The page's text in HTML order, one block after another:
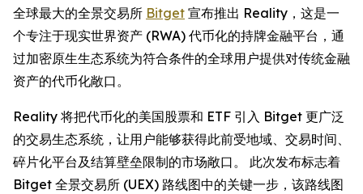
全球最大的全景交易所 Bitget 宣布推出 Reality，这是一
个专注于现实世界资产 (RWA) 代币化的持牌金融平台，通
过加密原生生态系统为符合条件的全球用户提供对传统金融
资产的代币化敞口。
Reality 将把代币化的美国股票和 ETF 引入 Bitget 更广泛
的交易生态系统，让用户能够获得此前受地域、交易时间、
碎片化平台及结算壁垒限制的市场敞口。 此次发布标志着
Bitget 全景交易所 (UEX) 路线图中的关键一步，该路线图